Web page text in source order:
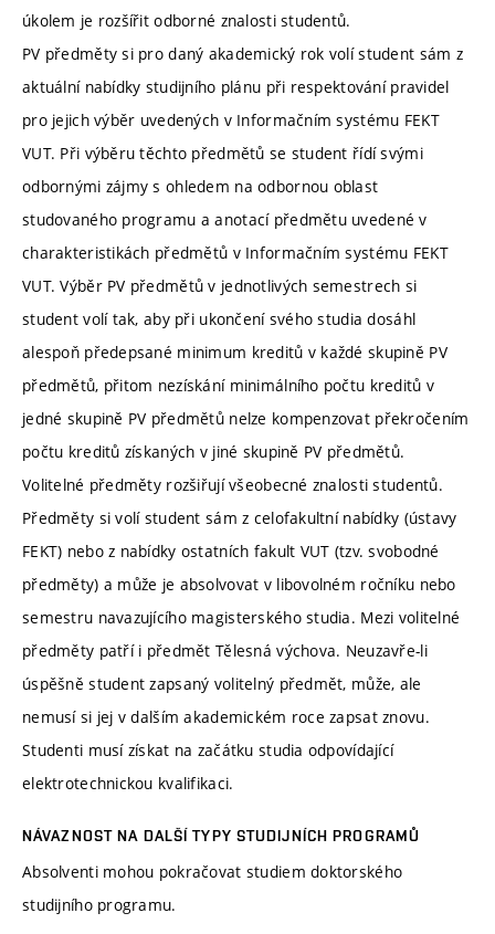
úkolem je rozšířit odborné znalosti studentů.
PV předměty si pro daný akademický rok volí student sám z
aktuální nabídky studijního plánu při respektování pravidel
pro jejich výběr uvedených v Informačním systému FEKT
VUT. Při výběru těchto předmětů se student řídí svými
odbornými zájmy s ohledem na odbornou oblast
studovaného programu a anotací předmětu uvedené v
charakteristikách předmětů v Informačním systému FEKT
VUT. Výběr PV předmětů v jednotlivých semestrech si
student volí tak, aby při ukončení svého studia dosáhl
alespoň předepsané minimum kreditů v každé skupině PV
předmětů, přitom nezískání minimálního počtu kreditů v
jedné skupině PV předmětů nelze kompenzovat překročením
počtu kreditů získaných v jiné skupině PV předmětů.
Volitelné předměty rozšiřují všeobecné znalosti studentů.
Předměty si volí student sám z celofakultní nabídky (ústavy
FEKT) nebo z nabídky ostatních fakult VUT (tzv. svobodné
předměty) a může je absolvovat v libovolném ročníku nebo
semestru navazujícího magisterského studia. Mezi volitelné
předměty patří i předmět Tělesná výchova. Neuzavře-li
úspěšně student zapsaný volitelný předmět, může, ale
nemusí si jej v dalším akademickém roce zapsat znovu.
Studenti musí získat na začátku studia odpovídající
elektrotechnickou kvalifikaci.
NÁVAZNOST NA DALŠÍ TYPY STUDIJNÍCH PROGRAMŮ
Absolventi mohou pokračovat studiem doktorského
studijního programu.